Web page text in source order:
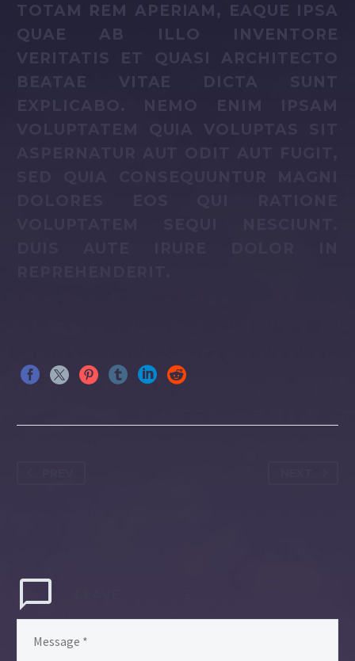
TOTAM REM APERIAM, EAQUE IPSA
QUAE AB ILLO INVENTORE
VERITATIS ET QUASI ARCHITECTO